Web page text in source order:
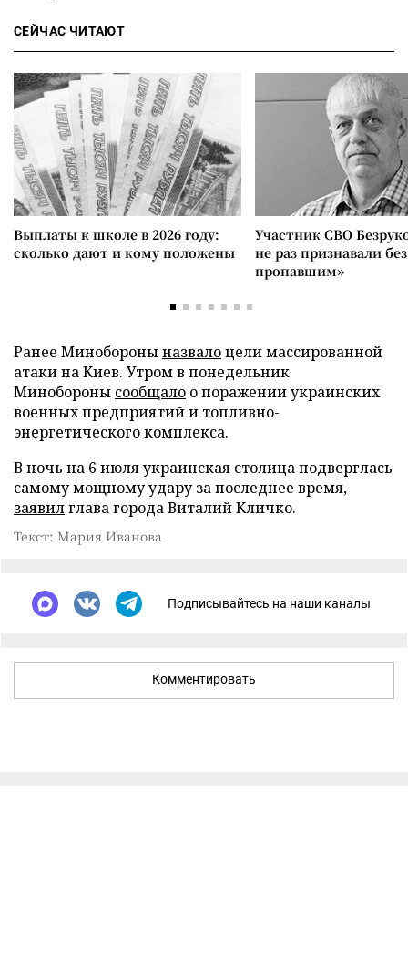
СЕЙЧАС ЧИТАЮТ
Выплаты к школе в 2026 году:
сколько дают и кому положены
Участник СВО
не раз признавали
пропавшим»
Ранее Минобороныназвалоцели массированной
атаки на Киев. Утром в понедельник
Минобороны сообщало о поражении украинских
военных предприятий и топливно-
энергетического комплекса.
В ночь на 6 июля украинская столица подверглась
самому мощному удару за последнее время,
заявилглава города Виталий Кличко.
Текст: Мария Иванова
Подписывайтесь на наши каналы
Комментировать